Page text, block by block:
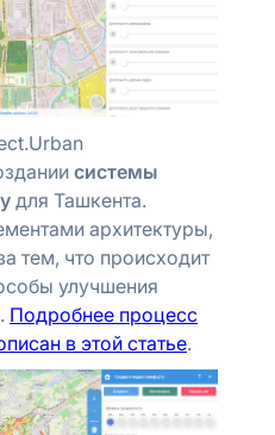
системы
для Ташкента.
архитектуры,
тем, что происходит
улучшения
Подробнее процесс
в этой статье.